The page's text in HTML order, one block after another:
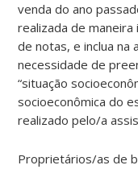
venda do ano
realizada de
de notas, e inclua na
necessidade de
“situação
socioeconômica do
realizado pelo/a
Proprietários/as de